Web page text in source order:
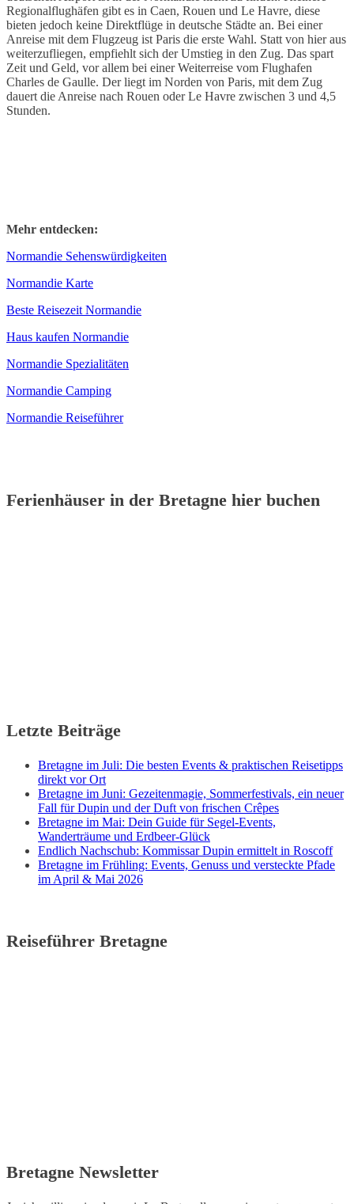
Regionalflughäfen gibt es in Caen, Rouen und Le Havre, diese
bieten jedoch keine Direktflüge in deutsche Städte an. Bei einer
Anreise mit dem Flugzeug ist Paris die erste Wahl. Statt von hier aus
weiterzufliegen, empfiehlt sich der Umstieg in den Zug. Das spart
Zeit und Geld, vor allem bei einer Weiterreise vom Flughafen
Charles de Gaulle. Der liegt im Norden von Paris, mit dem Zug
dauert die Anreise nach Rouen oder Le Havre zwischen 3 und 4,5
Stunden.
Mehr entdecken:
Normandie Sehenswürdigkeiten
Normandie Karte
Beste Reisezeit Normandie
Haus kaufen Normandie
Normandie Spezialitäten
Normandie Camping
Normandie Reiseführer
Ferienhäuser in der Bretagne hier buchen
Letzte Beiträge
Bretagne im Juli: Die besten Events & praktischen Reisetipps
direkt vor Ort
Bretagne im Juni: Gezeitenmagie, Sommerfestivals, ein neuer
Fall für Dupin und der Duft von frischen Crêpes
Bretagne im Mai: Dein Guide für Segel-Events,
Wanderträume und Erdbeer-Glück
Endlich Nachschub: Kommissar Dupin ermittelt in Roscoff
Bretagne im Frühling: Events, Genuss und versteckte Pfade
im April & Mai 2026
Reiseführer Bretagne
Bretagne Newsletter